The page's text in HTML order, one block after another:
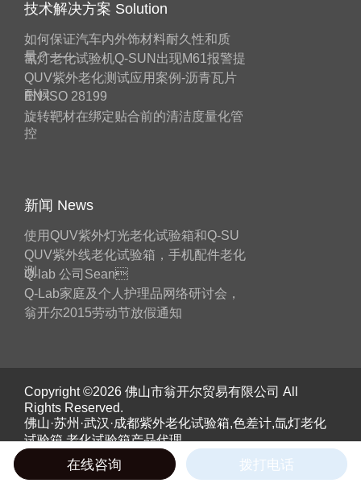
技术解决方案 Solution
如何保证汽车内外饰材料耐久性和质
量？——
氙灯老化试验机Q-SUN出现M61报警提
QUV紫外老化测试应用案例-沥青瓦片
耐候
EN ISO 28199
旋转靶材在绑定贴合前的清洁度量化管
控
新闻 News
使用QUV紫外灯光老化试验箱和Q-SU
QUV紫外线老化试验箱，手机配件老化
测
Q-lab 公司Sean
Q-Lab家庭及个人护理品网络研讨会，
翁开尔2015劳动节放假通知
Copyright ©2026 佛山市翁开尔贸易有限公司 All
Rights Reserved.
佛山·苏州·武汉·成都紫外老化试验箱,色差计,氙灯老化
试验箱,老化试验箱产品代理。
《工业和信息化部》备案号： 粤ICP备05045526号
粤公网安备 44060402000055号
在线咨询 拨打电话